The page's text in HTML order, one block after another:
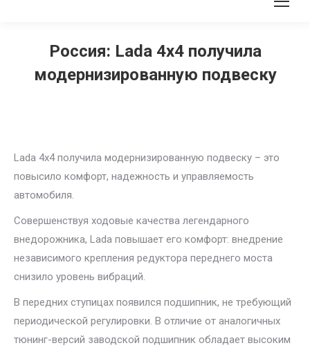
Россия: Lada 4х4 получила
модернизированную подвеску
Lada 4х4 получила модернизированную подвеску – это
повысило комфорт, надежность и управляемость
автомобиля.
Совершенствуя ходовые качества легендарного
внедорожника, Lada повышает его комфорт: внедрение
независимого крепления редуктора переднего моста
снизило уровень вибраций.
В передних ступицах появился подшипник, не требующий
периодической регулировки. В отличие от аналогичных
тюнинг-версий заводской подшипник обладает высоким